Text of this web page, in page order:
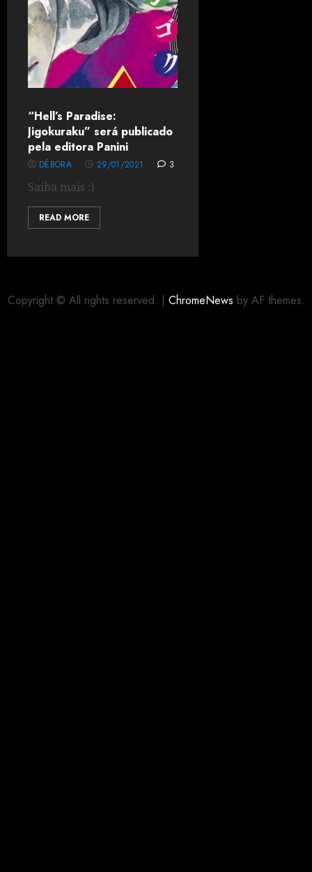
“Hell’s Paradise:
Jigokuraku” será publicado
pela editora Panini
DÉBORA 29/01/2021 3
Saiba mais :)
READ MORE
Copyright © All rights reserved. | ChromeNews by AF themes.